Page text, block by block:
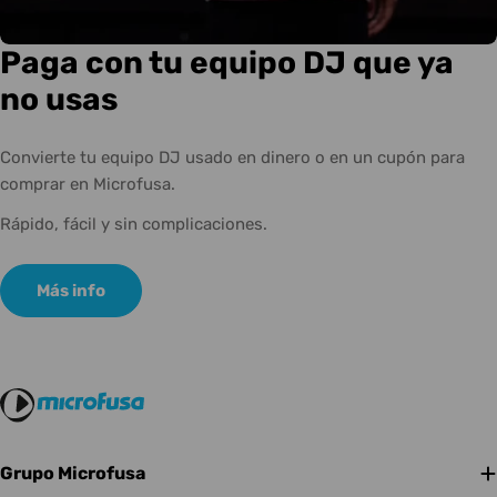
Paga con tu equipo DJ que ya
no usas
Convierte tu equipo DJ usado en dinero o en un cupón para
comprar en Microfusa.
Rápido, fácil y sin complicaciones.
Más info
Grupo Microfusa